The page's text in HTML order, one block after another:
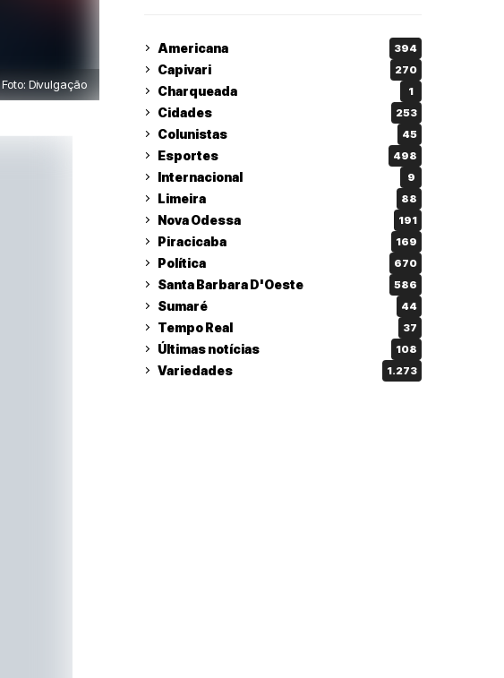
Foto: Divulgação
Americana 394
Capivari 270
Charqueada 1
Cidades 253
Colunistas 45
Esportes 498
Internacional 9
Limeira 88
Nova Odessa 191
Piracicaba 169
Política 670
Santa Barbara D'Oeste 586
Sumaré 44
Tempo Real 37
Últimas notícias 108
Variedades 1.273